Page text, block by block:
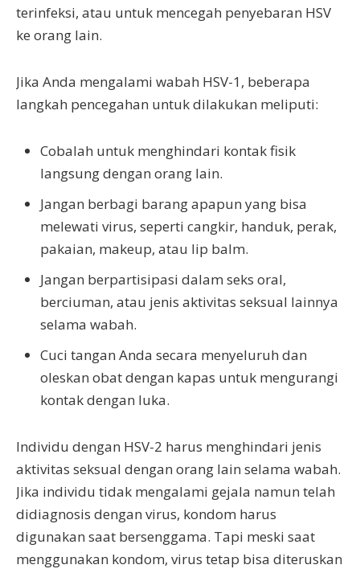
terinfeksi, atau untuk mencegah penyebaran HSV
ke orang lain.
Jika Anda mengalami wabah HSV-1, beberapa
langkah pencegahan untuk dilakukan meliputi:
Cobalah untuk menghindari kontak fisik
langsung dengan orang lain.
Jangan berbagi barang apapun yang bisa
melewati virus, seperti cangkir, handuk, perak,
pakaian, makeup, atau lip balm.
Jangan berpartisipasi dalam seks oral,
berciuman, atau jenis aktivitas seksual lainnya
selama wabah.
Cuci tangan Anda secara menyeluruh dan
oleskan obat dengan kapas untuk mengurangi
kontak dengan luka.
Individu dengan HSV-2 harus menghindari jenis
aktivitas seksual dengan orang lain selama wabah.
Jika individu tidak mengalami gejala namun telah
didiagnosis dengan virus, kondom harus
digunakan saat bersenggama. Tapi meski saat
menggunakan kondom, virus tetap bisa diteruskan